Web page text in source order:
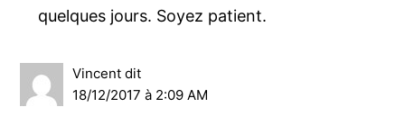
quelques jours. Soyez patient.
Vincent dit
18/12/2017 à 2:09 AM